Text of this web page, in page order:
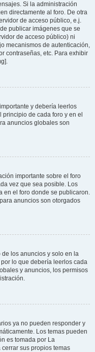
Si la administración
directamente al foro. De otra
de acceso público, e.j.
publicar imágenes que se
de acceso público) ni
mecanismos de autenticación,
contraseñas, etc. Para exhibir
y debería leerlos
de cada foro y en el
anuncios globales son
importante sobre el foro
vez que sea posible. Los
en el foro donde se publicaron.
anuncios son otorgados
los anuncios y solo en la
lo que debería leerlos cada
y anuncios, los permisos
ya no pueden responder y
Los temas pueden
es tomada por La
sus propios temas